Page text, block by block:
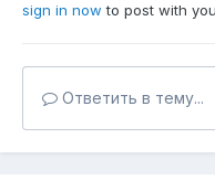
sign in now to post with
Ответить в тему...